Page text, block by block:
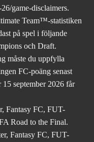
26/game-disclaimers.
Team™-statistiken
på spel i följande
och Draft.
måste du uppfylla
FC-poäng senast
september 2026 får
Fantasy FC, FUT-
Road to the Final.
Fantasy FC, FUT-